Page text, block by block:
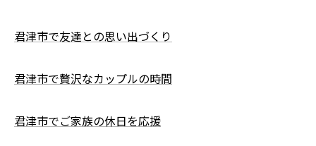
君津市で友達との思い出づくり
君津市で贅沢なカップルの時間
君津市でご家族の休日を応援